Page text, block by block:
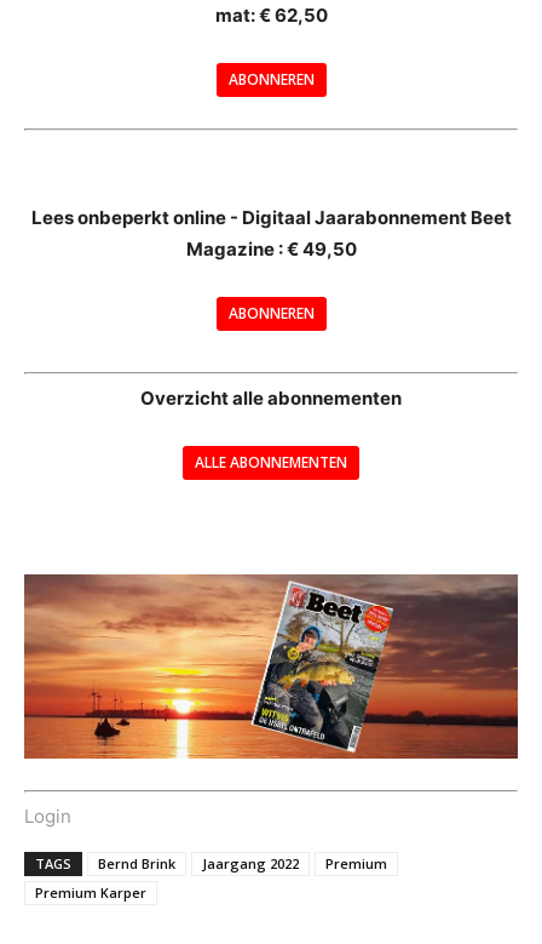
mat: € 62,50
ABONNEREN
Lees onbeperkt online - Digitaal Jaarabonnement Beet
Magazine : € 49,50
ABONNEREN
Overzicht alle abonnementen
ALLE ABONNEMENTEN
Login
TAGS Bernd Brink Jaargang 2022
Premium
Premium Karper